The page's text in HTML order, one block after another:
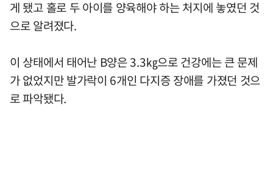
게 됐고 홀로 두 아이를 양육해야 하는 처지에 놓였던 것
으로 알려졌다.
이 상태에서 태어난 B양은 3.3㎏으로 건강에는 큰 문제
가 없었지만 발가락이 6개인 다지증 장애를 가졌던 것으
로 파악됐다.